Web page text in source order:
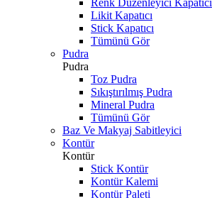
Renk Düzenleyici Kapatıcı
Likit Kapatıcı
Stick Kapatıcı
Tümünü Gör
Pudra
Pudra
Toz Pudra
Sıkıştırılmış Pudra
Mineral Pudra
Tümünü Gör
Baz Ve Makyaj Sabitleyici
Kontür
Kontür
Stick Kontür
Kontür Kalemi
Kontür Paleti